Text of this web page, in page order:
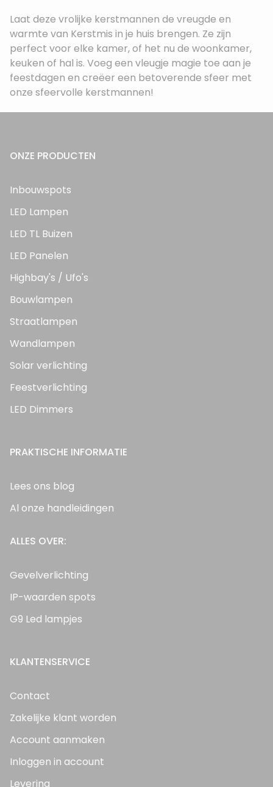
Laat deze vrolijke kerstmannen de vreugde en
warmte van Kerstmis in je huis brengen. Ze zijn
perfect voor elke kamer, of het nu de woonkamer,
keuken of hal is. Voeg een vleugje magie toe aan je
feestdagen en creëer een betoverende sfeer met
onze sfeervolle kerstmannen!
ONZE PRODUCTEN
Inbouwspots
LED Lampen
LED TL Buizen
LED Panelen
Highbay's / Ufo's
Bouwlampen
Straatlampen
Wandlampen
Solar verlichting
Feestverlichting
LED Dimmers
PRAKTISCHE INFORMATIE
Lees ons blog
Al onze handleidingen
ALLES OVER:
Gevelverlichting
IP-waarden spots
G9 Led lampjes
KLANTENSERVICE
Contact
Zakelijke klant worden
Account aanmaken
Inloggen in account
Levering